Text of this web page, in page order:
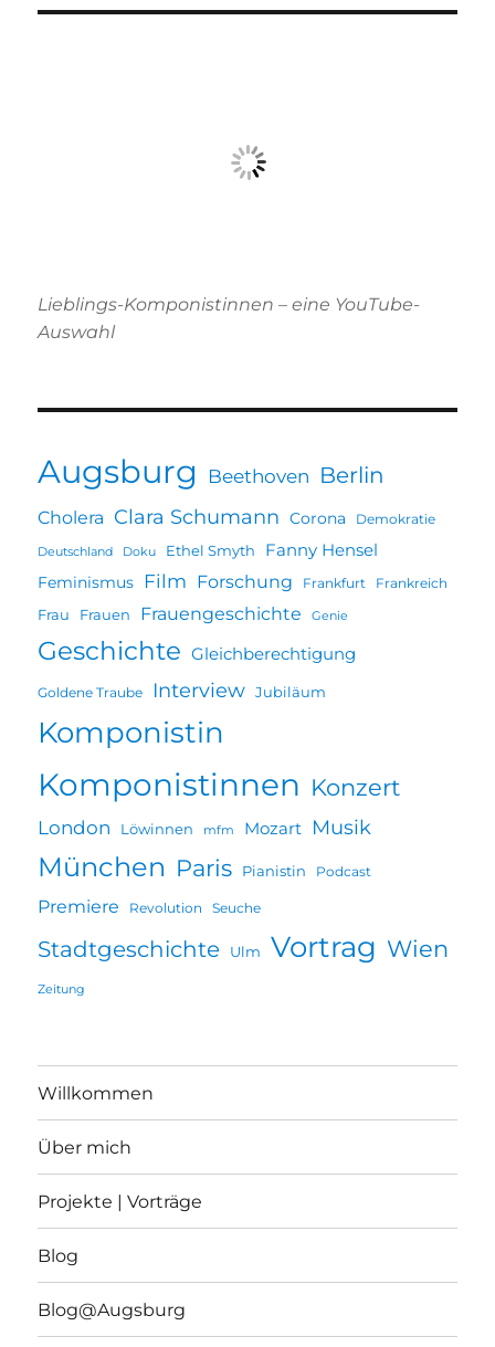
Lieblings-Komponistinnen – eine YouTube-
Auswahl
Augsburg Beethoven Berlin
Cholera Clara Schumann Corona Demokratie
Deutschland Doku Ethel Smyth Fanny Hensel
Feminismus Film Forschung Frankfurt Frankreich
Frau Frauen Frauengeschichte Genie
Geschichte Gleichberechtigung
Goldene Traube Interview Jubiläum
Komponistin
Komponistinnen Konzert
London Löwinnen mfm Mozart Musik
München Paris Pianistin Podcast
Premiere Revolution Seuche
Stadtgeschichte Ulm Vortrag Wien
Zeitung
Willkommen
Über mich
Projekte | Vorträge
Blog
Blog@Augsburg